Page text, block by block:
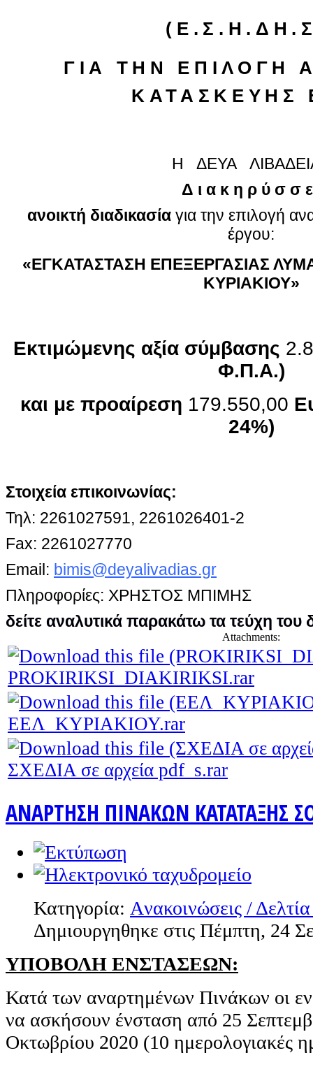
ΓΙΑ ΤΗΝ ΕΠΙΛΟΓΗ
ΚΑΤΑΣΚΕΥΗΣ
Η ΔΕΥΑ
Δ ι α κ η ρ ύ σ σ ε
ανοικτή διαδικασίαγια την επιλογή
έργου:
«ΕΓΚΑΤΑΣΤΑΣΗ ΕΠΕΞΕΡΓΑΣΙΑΣ
ΚΥΡΙΑΚΙΟΥ»
Εκτιμώμενης αξία σύμβασης
Φ.Π.Α.)
και με προαίρεση 179.550,00
24%)
Στοιχεία επικοινωνίας:
Τηλ: 2261027591, 2261026401-2
Fax: 2261027770
Email: bimis@deyalivadias.gr
Πληροφορίες: ΧΡΗΣΤΟΣ ΜΠΙΜΗΣ
δείτε αναλυτικά παρακάτω τα τεύχη του
Attachments:
PROKIRIKSI_DIAKIRIKSI.rar
ΕΕΛ_ΚΥΡΙΑΚΙΟΥ.rar
ΣΧΕΔΙΑ σε αρχεία pdf_s.rar
ΑΝΑΡΤΗΣΗ ΠΙΝΑΚΩΝ ΚΑΤΑΤΑΞΗΣ
Κατηγορία: Aνακοινώσεις /
Δημιουργηθηκε στις Πέμπτη, 24
ΥΠΟΒΟΛΗ ΕΝΣΤΑΣΕΩΝ:
Κατά των αναρτημένων Πινάκων οι
να ασκήσουν ένσταση από 25
Οκτωβρίου 2020 (10 ημερολογιακές